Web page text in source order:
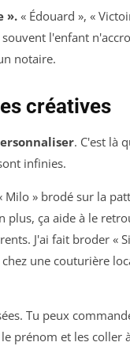
».« Édouard », «
l'enfant
notaire.
créatives
. C'est là
infinies.
Milo » brodé sur la
plus, ça aide à le
J'ai fait broder «
une couturière
Tu peux
prénom et les coller